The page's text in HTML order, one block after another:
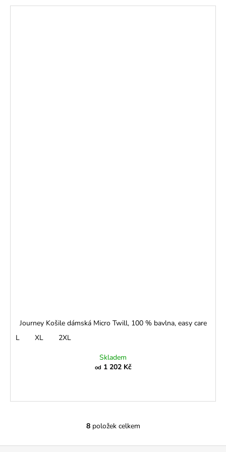
Journey Košile dámská Micro Twill, 100 % bavlna, easy care
L
XL 2XL
Skladem
od 1 202 Kč
O
8položek celkem